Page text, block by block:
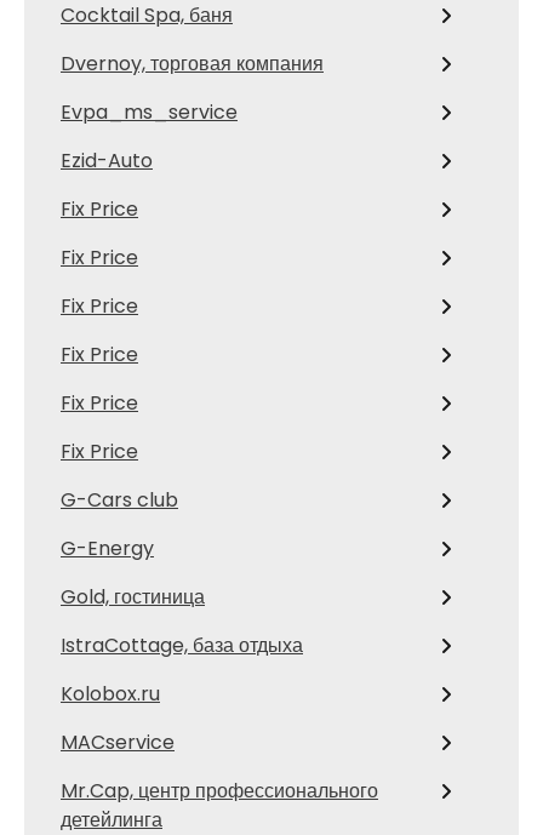
Cocktail Spa, баня
Dvernoy, торговая компания
Evpa_ms_service
Ezid-Auto
Fix Price
Fix Price
Fix Price
Fix Price
Fix Price
Fix Price
G-Cars club
G-Energy
Gold, гостиница
IstraCottage, база отдыха
Kolobox.ru
MACservice
Mr.Cap, центр профессионального
детейлинга